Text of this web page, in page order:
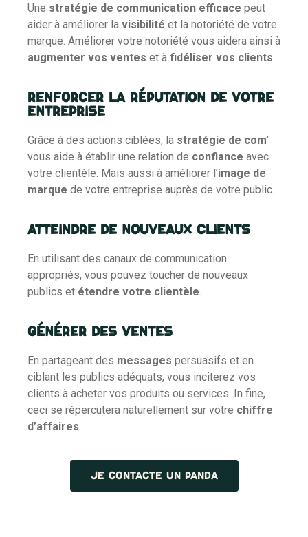
Une stratégie de communication efficace peut
aider à améliorer la visibilité et la notoriété de votre
marque. Améliorer votre notoriété vous aidera ainsi à
augmenter vos ventes et à fidéliser vos clients
Renforcer la réputation de votre
entreprise
Grâce à des actions ciblées, la stratégie de com’
vous aide à établir une relation de confiance avec
votre clientèle. Mais aussi à améliorer l’image de
marque de votre entreprise auprès de votre public.
Atteindre de nouveaux clients
En utilisant des canaux de communication
appropriés, vous pouvez toucher de nouveaux
publics et étendre votre clientèle
Générer des ventes
En partageant des messages persuasifs et en
ciblant les publics adéquats, vous inciterez vos
clients à acheter vos produits ou services. In fine,
ceci se répercutera naturellement sur votre chiffre
d’affaires
JE CONTACTE UN PANDA